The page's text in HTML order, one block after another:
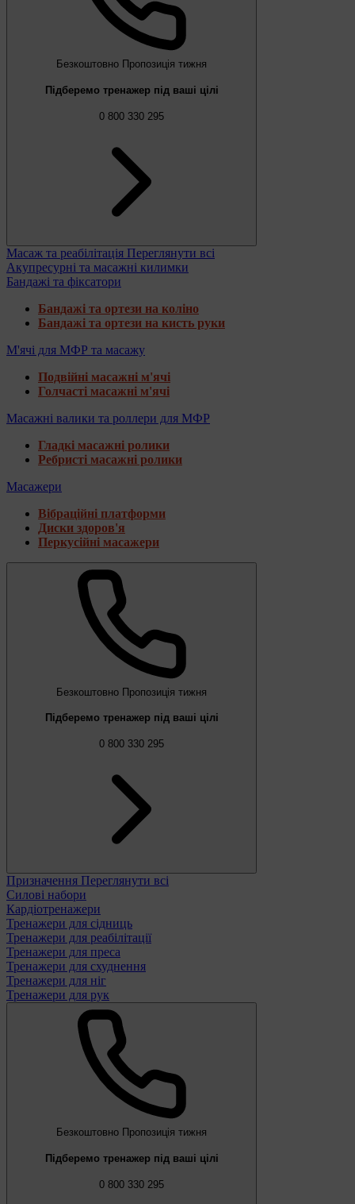
Безкоштовно Пропозиція тижня
Підберемо тренажер під ваші цілі
0 800 330 295
Масаж та реабілітація Переглянути всі
Акупресурні та масажні килимки
Бандажі та фіксатори
Бандажі та ортези на коліно
Бандажі та ортези на кисть руки
М'ячі для МФР та масажу
Подвійні масажні м'ячі
Голчасті масажні м'ячі
Масажні валики та роллери для МФР
Гладкі масажні ролики
Ребристі масажні ролики
Масажери
Вібраційні платформи
Диски здоров'я
Перкусійні масажери
Безкоштовно Пропозиція тижня
Підберемо тренажер під ваші цілі
0 800 330 295
Призначення Переглянути всі
Силові набори
Кардіотренажери
Тренажери для сідниць
Тренажери для реабілітації
Тренажери для преса
Тренажери для схуднення
Тренажери для ніг
Тренажери для рук
Безкоштовно Пропозиція тижня
Підберемо тренажер під ваші цілі
0 800 330 295